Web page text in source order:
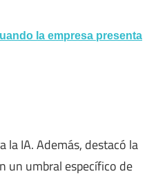
la empresa presenta
la IA. Además, destacó la
un umbral específico de